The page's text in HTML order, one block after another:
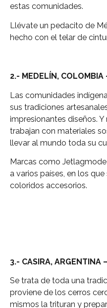
estas comunidades.
Llévate un pedacito de
hecho con el telar de
2.- MEDELÍN, COLOMBIA
Las comunidades
sus tradiciones
impresionantes diseños.
trabajan con materiales
llevar al mundo toda su
Marcas como
a varios países, en los
coloridos accesorios.
3.- CASIRA, ARGENTINA
Se trata de toda una
proviene de los cerros
mismos la trituran y